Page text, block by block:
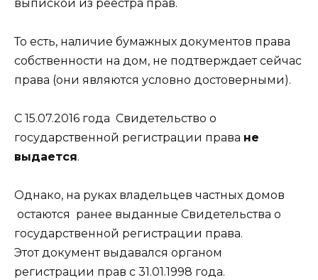
выпиской из реестра прав.
То есть, наличие бумажных документов права
собственности на дом, не подтверждает сейчас
права (они являются условно достоверными).
С 15.07.2016 года Свидетельство о
государственной регистрации права не
выдается.
Однако, на руках владельцев частных домов
остаются ранее выданные Свидетельства о
государственной регистрации права.
Этот документ выдавался органом
регистрации прав с 31.01.1998 года.